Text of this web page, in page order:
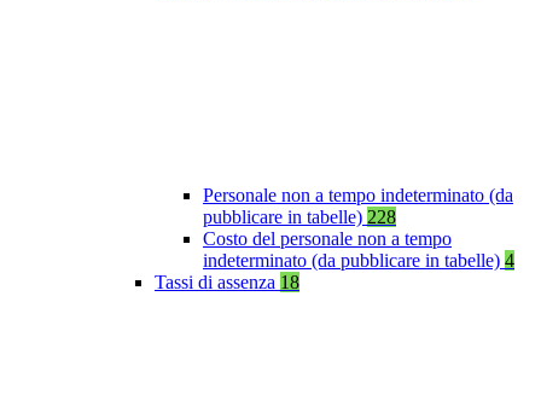
Personale non a tempo indeterminato (da
pubblicare in tabelle) 228
Costo del personale non a tempo
indeterminato (da pubblicare in tabelle) 4
Tassi di assenza 18